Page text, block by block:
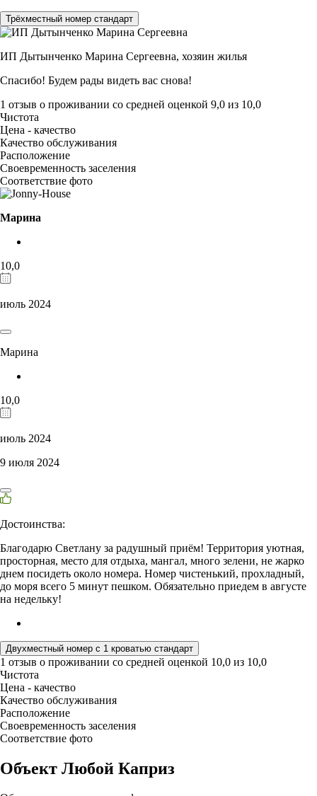
Трёхместный номер стандарт
ИП Дытынченко Марина Сергеевна, хозяин жилья
Спасибо! Будем рады видеть вас снова!
1 отзыв о проживании со средней оценкой 9,0 из 10,0
Чистота
Цена - качество
Качество обслуживания
Расположение
Своевременность заселения
Соответствие фото
Марина
10,0
июль 2024
Марина
10,0
июль 2024
9 июля 2024
Достоинства:
Благодарю Светлану за радушный приём! Территория уютная,
просторная, место для отдыха, мангал, много зелени, не жарко
днем посидеть около номера. Номер чистенький, прохладный,
до моря всего 5 минут пешком. Обязательно приедем в августе
на недельку!
Двухместный номер с 1 кроватью стандарт
1 отзыв о проживании со средней оценкой 10,0 из 10,0
Чистота
Цена - качество
Качество обслуживания
Расположение
Своевременность заселения
Соответствие фото
Объект Любой Каприз